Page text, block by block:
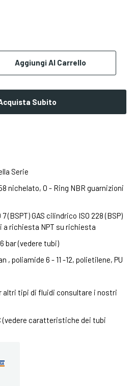
Aggiungi Al Carrello
Subito
Serie
nichelato, O - Ring NBR guarnizioni
(BSPT) GAS cilindrico ISO 228 (BSP)
richiesta NPT su richiesta
bar (vedere tubi)
, poliamide 6 - 11 -12, polietilene, PU
altri tipi di fluidi consultare i nostri
(vedere caratteristiche dei tubi